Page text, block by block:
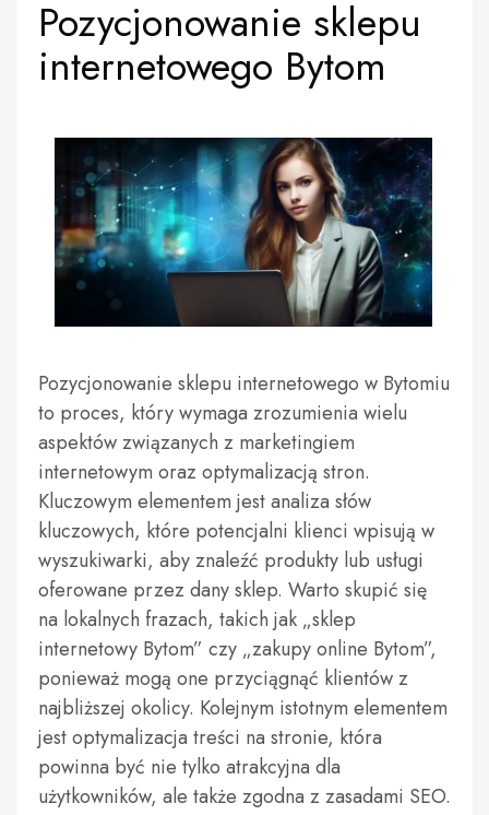
Pozycjonowanie sklepu
internetowego Bytom
Pozycjonowanie sklepu internetowego w Bytomiu
to proces, który wymaga zrozumienia wielu
aspektów związanych z marketingiem
internetowym oraz optymalizacją stron.
Kluczowym elementem jest analiza słów
kluczowych, które potencjalni klienci wpisują w
wyszukiwarki, aby znaleźć produkty lub usługi
oferowane przez dany sklep. Warto skupić się
na lokalnych frazach, takich jak „sklep
internetowy Bytom” czy „zakupy online Bytom”,
ponieważ mogą one przyciągnąć klientów z
najbliższej okolicy. Kolejnym istotnym elementem
jest optymalizacja treści na stronie, która
powinna być nie tylko atrakcyjna dla
użytkowników, ale także zgodna z zasadami SEO.